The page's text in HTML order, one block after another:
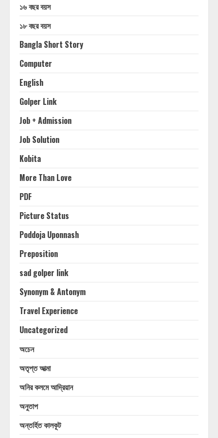
১৬ বছর বয়স
১৮ বছর বয়স
Bangla Short Story
Computer
English
Golper Link
Job + Admission
Job Solution
Kobita
More Than Love
PDF
Picture Status
Poddoja Uponnash
Preposition
sad golper link
Synonym & Antonym
Travel Experience
Uncategorized
অচেন
অতৃপ্ত আত্মা
অনির কলমে আদ্রিয়ান
অনুতাপ
অন্তর্হিত কালকূট